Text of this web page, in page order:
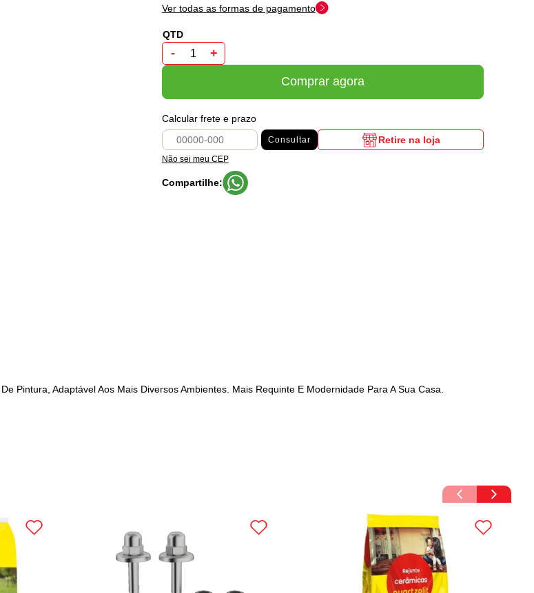
Ver todas as formas de pagamento
- +
Comprar agora
Calcular frete e prazo
Consultar
Não sei meu CEP
Retire na loja
Compartilhe:
Pintura, Adaptável Aos Mais Diversos Ambientes. Mais Requinte E Modernidade Para A Sua Casa.